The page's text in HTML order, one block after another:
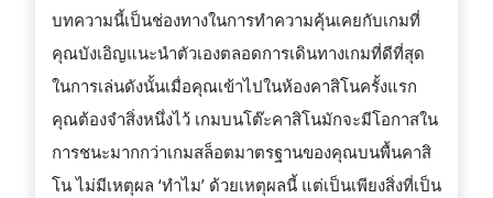
บทความนี้เป็นช่องทางในการทำความคุ้นเคยกับเกมที่
คุณบังเอิญแนะนำตัวเองตลอดการเดินทางเกมที่ดีที่สุด
ในการเล่นดังนั้นเมื่อคุณเข้าไปในห้องคาสิโนครั้งแรก
คุณต้องจำสิ่งหนึ่งไว้ เกมบนโต๊ะคาสิโนมักจะมีโอกาสใน
การชนะมากกว่าเกมสล็อตมาตรฐานของคุณบนพื้นคาสิ
โน ไม่มีเหตุผล ‘ทำไม’ ด้วยเหตุผลนี้ แต่เป็นเพียงสิ่งที่เป็น